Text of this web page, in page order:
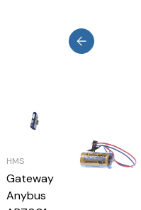
HMS
Gateway
Anybus